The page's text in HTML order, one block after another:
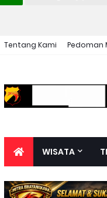
Tentang Kami Pedoman
WISATA